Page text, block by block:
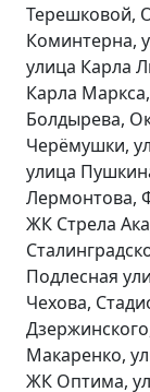
Терешковой,
Коминтерна,
улица Карла
Карла
Болдырева,
Черёмушки,
улица
Лермонтова,
ЖК Стрела
Подлесная
Чехова,
Макаренко,
ЖК Оптима,